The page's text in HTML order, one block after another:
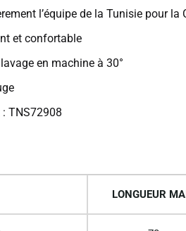
l’équipe de la Tunisie pour
et confortable
en machine à 30°
TNS72908
LONGUEUR